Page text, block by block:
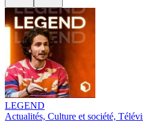
LEGEND
Actualités, Culture et société,